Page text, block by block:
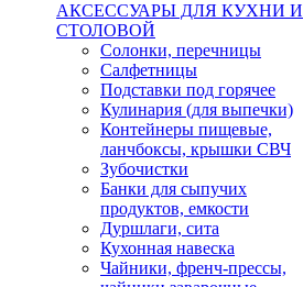
АКСЕССУАРЫ ДЛЯ КУХНИ И
СТОЛОВОЙ
Солонки, перечницы
Салфетницы
Подставки под горячее
Кулинария (для выпечки)
Контейнеры пищевые,
ланчбоксы, крышки СВЧ
Зубочистки
Банки для сыпучих
продуктов, емкости
Дуршлаги, сита
Кухонная навеска
Чайники, френч-прессы,